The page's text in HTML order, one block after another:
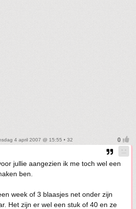
4 april 2007 @ 15:55 • 32
jullie aangezien ik me toch wel een
ben.
week of 3 blaasjes net onder zijn
Het zijn er wel een stuk of 40 en ze